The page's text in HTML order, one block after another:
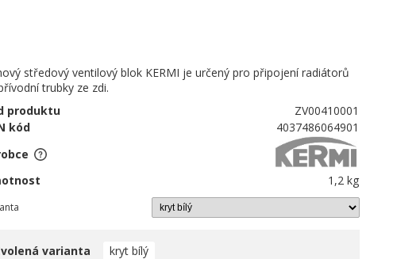
středový ventilový blok KERMI je určený pro připojení radiátorů
trubky ze zdi.
produktu
ZV00410001
kód
4037486064901
1,2 kg
varianta kryt bílý